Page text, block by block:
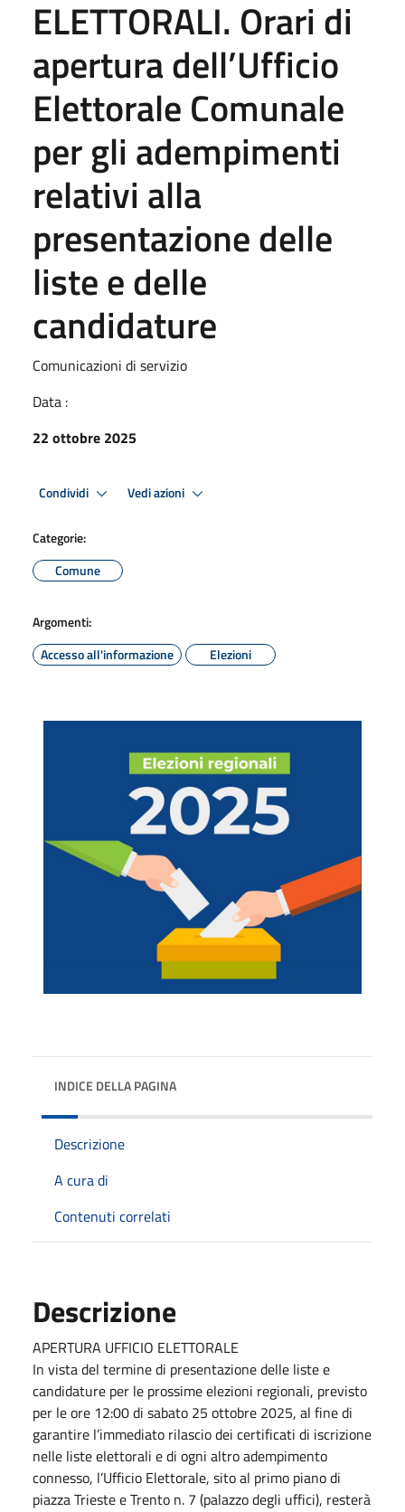
ELETTORALI. Orari di
apertura dell’Ufficio
Elettorale Comunale
per gli adempimenti
relativi alla
presentazione delle
liste e delle
candidature
Comunicazioni di servizio
Data :
22 ottobre 2025
Condividi Vedi azioni
Categorie:
Comune
Argomenti:
Accesso all'informazione
Elezioni
INDICE DELLA PAGINA
Descrizione
A cura di
Contenuti correlati
Descrizione
APERTURA UFFICIO ELETTORALE
In vista del termine di presentazione delle liste e
candidature per le prossime elezioni regionali, previsto
per le ore 12:00 di sabato 25 ottobre 2025, al fine di
garantire l’immediato rilascio dei certificati di iscrizione
nelle liste elettorali e di ogni altro adempimento
connesso, l’Ufficio Elettorale, sito al primo piano di
piazza Trieste e Trento n. 7 (palazzo degli uffici), resterà